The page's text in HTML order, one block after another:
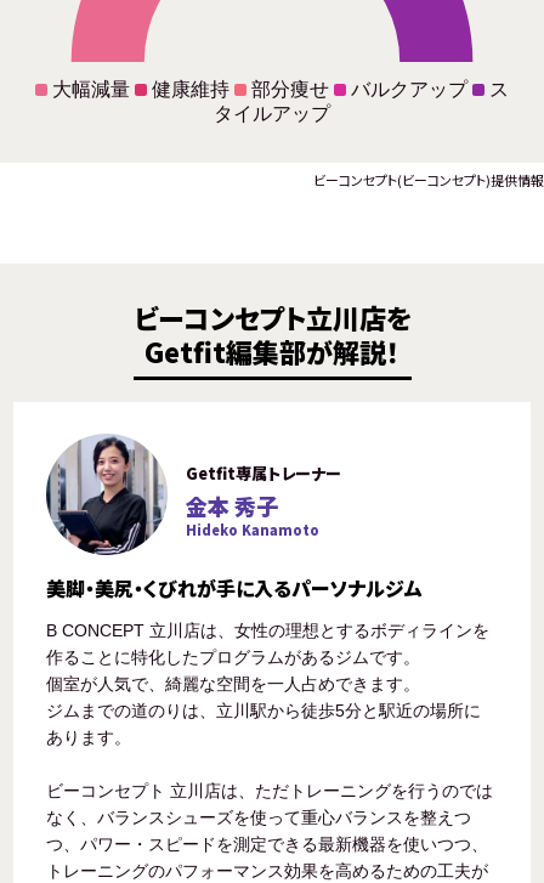
大幅減量 健康維持 部分痩せ バルクアップ
ス
タイルアップ
ビーコンセプト(ビーコンセプト)提供情報
ビーコンセプト立川店を
Getfit編集部が解説！
Getfit専属トレーナー
金本 秀子
Hideko Kanamoto
美脚・美尻・くびれが手に入るパーソナルジム
B CONCEPT 立川店は、女性の理想とするボディラインを
作ることに特化したプログラムがあるジムです。
個室が人気で、綺麗な空間を一人占めできます。
ジムまでの道のりは、立川駅から徒歩5分と駅近の場所に
あります。
ビーコンセプト 立川店は、ただトレーニングを行うのでは
なく、バランスシューズを使って重心バランスを整えつ
つ、パワー・スピードを測定できる最新機器を使いつつ、
トレーニングのパフォーマンス効果を高めるための工夫が